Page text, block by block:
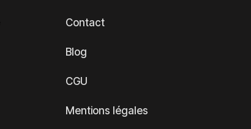
Contact
Blog
CGU
Mentions légales